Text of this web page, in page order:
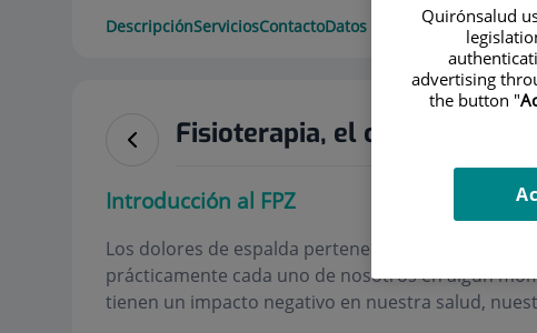
DescripciónServiciosContactoDatos de interésHorario
Fisioterapia, el concepto FPZ
Introducción al FPZ
Los dolores de espalda pertenecen al tipo de
prácticamente cada uno de nosotros en algún
tienen un impacto negativo en nuestra salud,
Quirónsalud
advertising
the button "